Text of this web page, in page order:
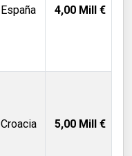
España 4,00 Mill €
Croacia 5,00 Mill €